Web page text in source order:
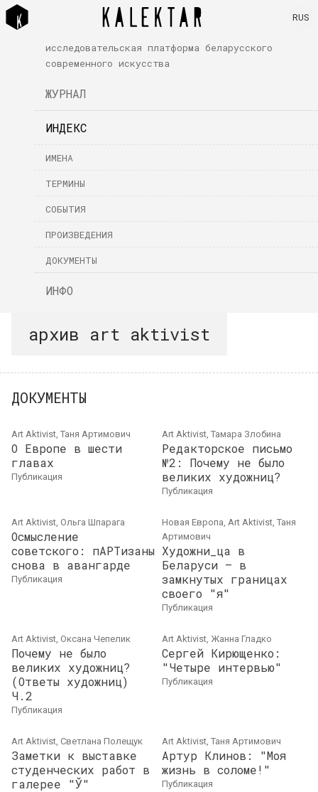
исследовательская платформа беларусского
современного искусства
ЖУРНАЛ
ИНДЕКС
ИМЕНА
ТЕРМИНЫ
СОБЫТИЯ
ПРОИЗВЕДЕНИЯ
ДОКУМЕНТЫ
ИНФО
RUS
архив art aktivist
ДОКУМЕНТЫ
Art Aktivist, Таня Артимович
О Европе в шести
главах
публикация
Art Aktivist, Тамара Злобина
Редакторское письмо
№2: Почему не было
великих художниц?
публикация
Art Aktivist, Ольга Шпарага
Осмысление
советского: пАРТизаны
снова в авангарде
публикация
Новая Европа, Art Aktivist, Таня
Артимович
Художни_ца в
Беларуси – в
замкнутых границах
своего "я"
публикация
Art Aktivist, Оксана Чепелик
Почему не было
великих художниц?
(Ответы художниц)
Ч.2
публикация
Art Aktivist, Жанна Гладко
Сергей Кирющенко:
"Четыре интервью"
публикация
Art Aktivist, Светлана Полещук
Заметки к выставке
студенческих работ в
галерее "Ў"
Art Aktivist, Таня Артимович
Артур Клинов: "Моя
жизнь в соломе!"
публикация